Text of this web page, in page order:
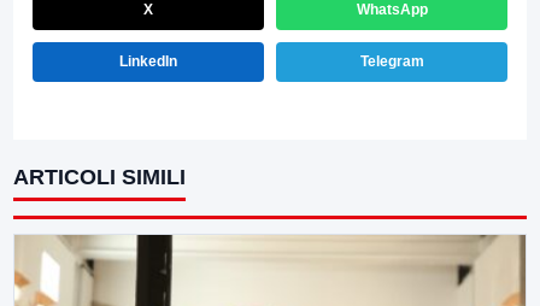
X WhatsApp
LinkedIn Telegram
ARTICOLI SIMILI